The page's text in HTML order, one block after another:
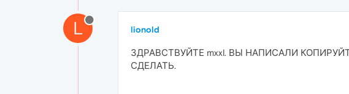
L lionold
ЗДРАВСТВУЙТЕ mxxl. ВЫ НАПИСАЛИ
СДЕЛАТЬ.